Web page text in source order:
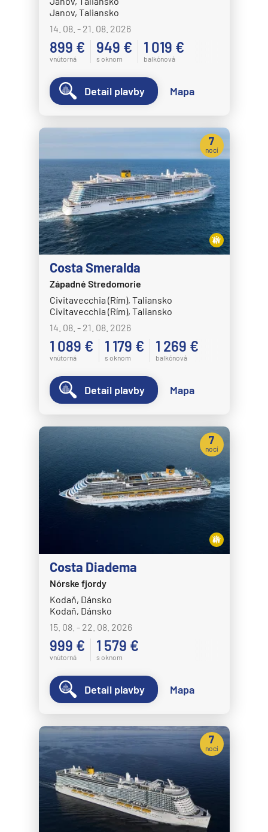
Janov, Taliansko
14. 08. - 21. 08. 2026
899 €
vnútorná
949 €
s oknom
1 019 €
balkónová
Detail plavby Mapa
Costa Smeralda
Západné Stredomorie
Civitavecchia (Rím), Taliansko
Civitavecchia (Rím), Taliansko
14. 08. - 21. 08. 2026
1 089 €
vnútorná
1 179 €
s oknom
1 269 €
balkónová
7
nocí
Detail plavby Mapa
Costa Diadema
Nórske fjordy
Kodaň, Dánsko
Kodaň, Dánsko
15. 08. - 22. 08. 2026
999 €
vnútorná
1 579 €
s oknom
7
nocí
Detail plavby Mapa
7
nocí